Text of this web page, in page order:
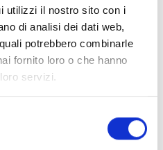
utilizzi il nostro sito con i
di analisi dei dati web,
potrebbero combinarle
fornito loro o che hanno
servizi.
für dieses